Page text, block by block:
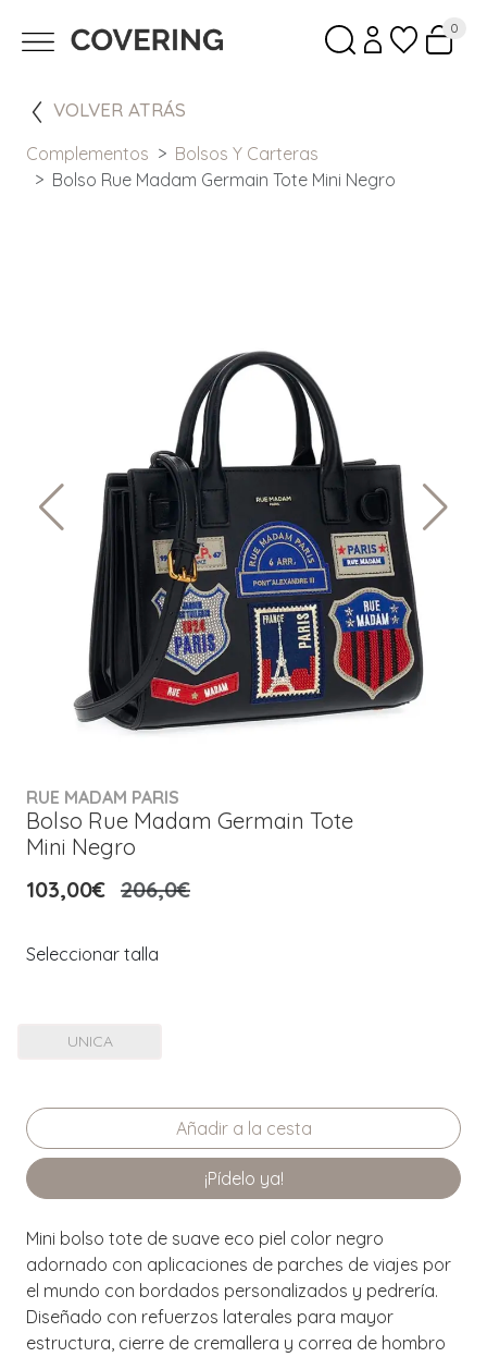
0
VOLVER ATRÁS
Complementos
Bolsos Y Carteras
Bolso Rue Madam Germain Tote Mini Negro
RUE MADAM PARIS
Bolso Rue Madam Germain Tote
Mini Negro
103,00€ 206,0€
Seleccionar talla
UNICA
¡Pídelo ya!
Mini bolso tote de suave eco piel color negro
adornado con aplicaciones de parches de viajes por
el mundo con bordados personalizados y pedrería.
Diseñado con refuerzos laterales para mayor
estructura, cierre de cremallera y correa de hombro